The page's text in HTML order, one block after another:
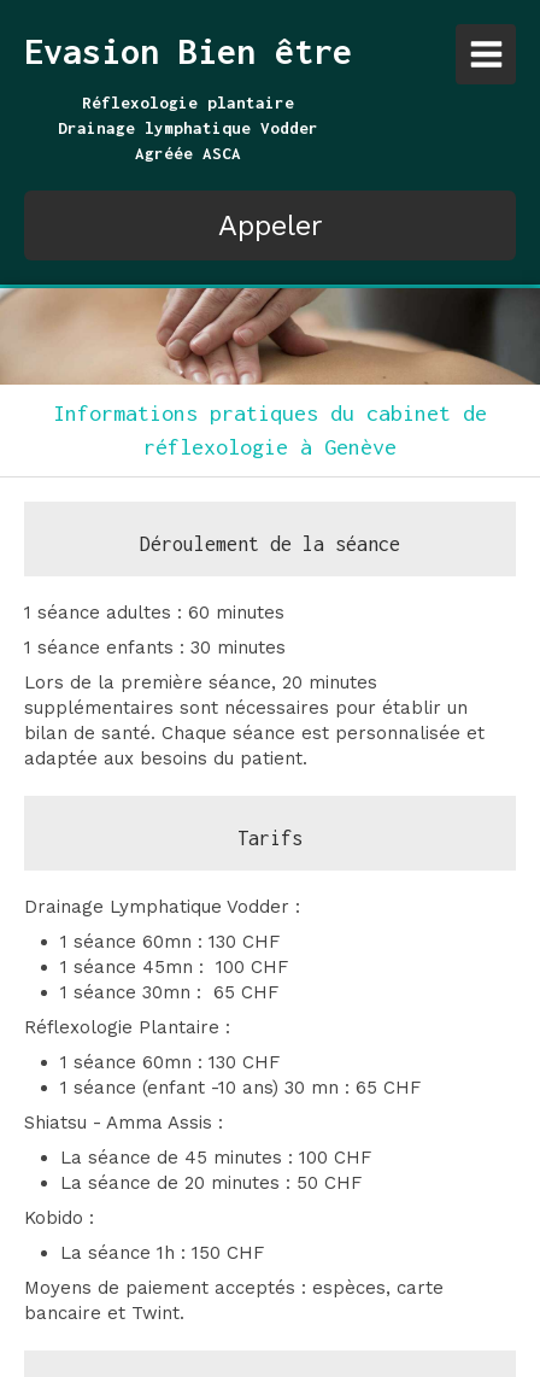
Evasion Bien être
Réflexologie plantaire
Drainage lymphatique Vodder
Agréée ASCA
Appeler
Informations pratiques du cabinet de
réflexologie à Genève
Déroulement de la séance
1 séance adultes : 60 minutes
1 séance enfants : 30 minutes
Lors de la première séance, 20 minutes
supplémentaires sont nécessaires pour établir un
bilan de santé. Chaque séance est personnalisée et
adaptée aux besoins du patient.
Tarifs
Drainage Lymphatique Vodder :
1 séance 60mn : 130 CHF
1 séance 45mn : 100 CHF
1 séance 30mn : 65 CHF
Réflexologie Plantaire :
1 séance 60mn : 130 CHF
1 séance (enfant -10 ans) 30 mn : 65 CHF
Shiatsu - Amma Assis :
La séance de 45 minutes : 100 CHF
La séance de 20 minutes : 50 CHF
Kobido :
La séance 1h : 150 CHF
Moyens de paiement acceptés : espèces, carte
bancaire et Twint.